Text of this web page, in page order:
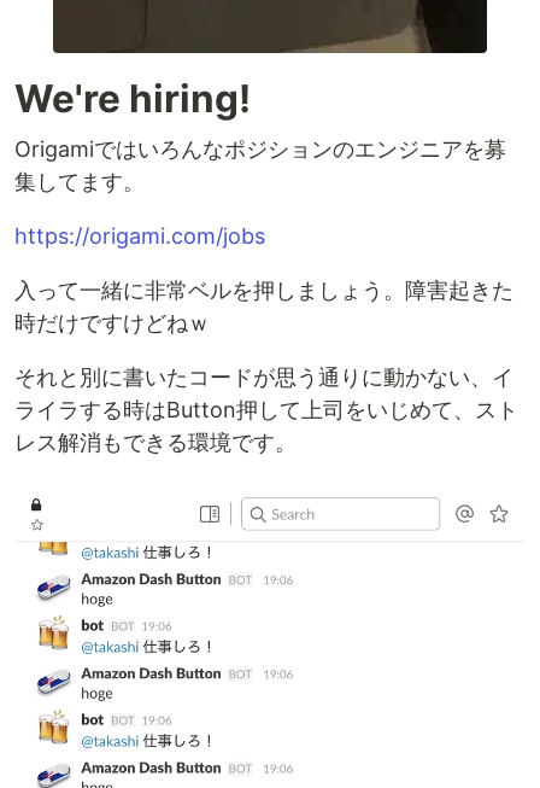
We're hiring!
Origamiではいろんなポジションのエンジニアを募
集してます。
https://origami.com/jobs
入って一緒に非常ベルを押しましょう。障害起きた
時だけですけどねｗ
それと別に書いたコードが思う通りに動かない、イ
ライラする時はButton押して上司をいじめて、スト
レス解消もできる環境です。